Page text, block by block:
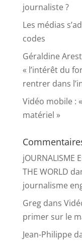
journaliste ?
Les médias
codes
Géraldine
« l’intérêt du
rentrer dans
Vidéo mobile :
matériel »
jOURNALISME
THE WORLD
journalisme
Gregdans
primer sur le
Jean-Philippe